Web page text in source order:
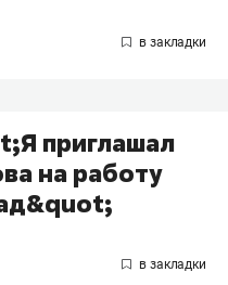
приглашал
на работу